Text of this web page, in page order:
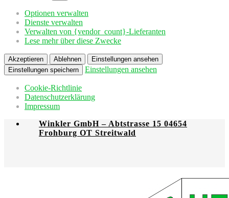
Optionen verwalten
Dienste verwalten
Verwalten von {vendor_count}-Lieferanten
Lese mehr über diese Zwecke
Akzeptieren Ablehnen
Einstellungen ansehen
Einstellungen speichern
Einstellungen ansehen
Cookie-Richtlinie
Datenschutzerklärung
Impressum
Winkler GmbH – Abtstrasse 15 04654
Frohburg OT Streitwald